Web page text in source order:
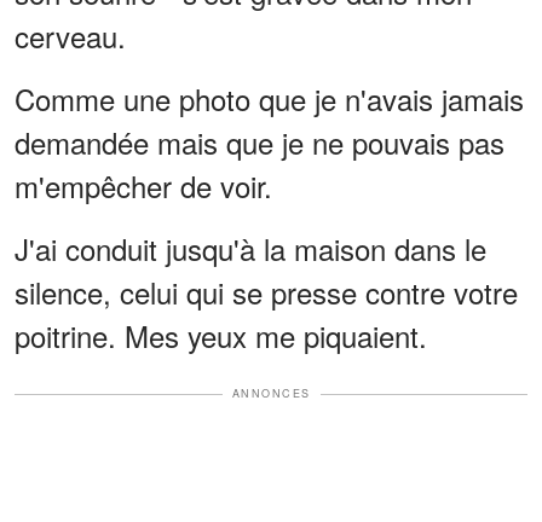
cerveau.
Comme une photo que je n'avais jamais
demandée mais que je ne pouvais pas
m'empêcher de voir.
J'ai conduit jusqu'à la maison dans le
silence, celui qui se presse contre votre
poitrine. Mes yeux me piquaient.
ANNONCES